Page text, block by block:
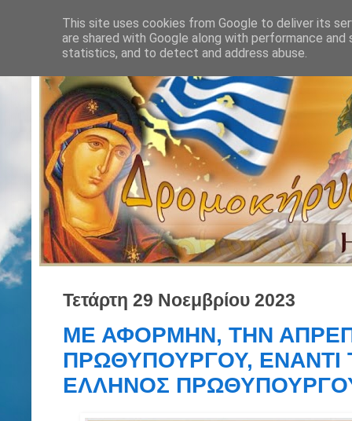
Τετάρτη 29 Νοεμβρίου 2023
ΜΕ ΑΦΟΡΜΗΝ, ΤΗΝ
ΠΡΩΘΥΠΟΥΡΓΟΥ,
ΕΛΛΗΝΟΣ
This site uses cookies from Google to deliver its
are shared with Google along with performance
statistics, and to detect and address abuse.